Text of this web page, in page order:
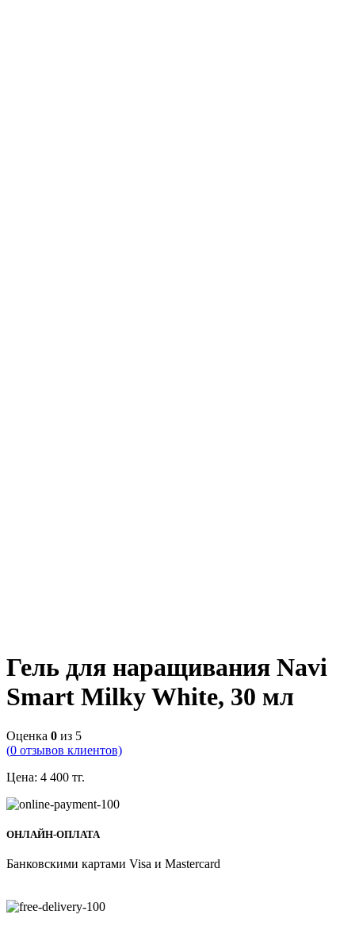
Гель для наращивания Navi
Smart Milky White, 30 мл
Оценка 0 из 5
(0 отзывов клиентов)
Цена: 4 400 тг.
ОНЛАЙН-ОПЛАТА
Банковскими картами Visa и Mastercard